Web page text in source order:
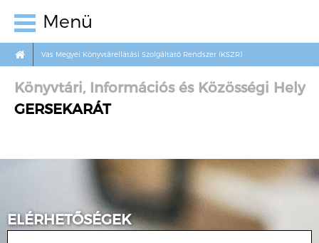
Menü
Vas Megyei Könyvtárellátási Szolgáltató Rendszer (KSZR)
Könyvtári, Információs és Közösségi Hely
GERSEKARÁT
ELÉRHETŐSÉGEK